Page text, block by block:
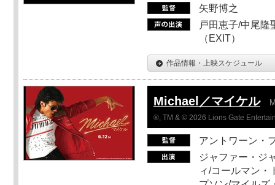
矢野博之
戸田恵子/中尾隆
（EXIT）
作品情報・上映スケジュール
Michael／マイケル
®, TM & © 2026 Lions Gate
アントワーン・
ジャファー・ジ
ィ/コールマン・